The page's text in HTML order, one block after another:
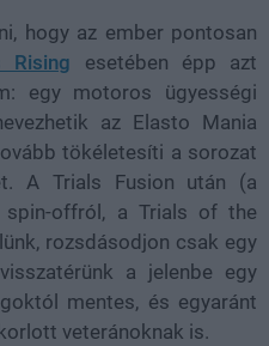
hogy az ember pontosan
Rising esetében épp azt
egy motoros ügyességi
az Elasto Mania
tökéletesíti a sorozat
A Trials Fusion után (a
spin-offról, a Trials of the
rozsdásodjon csak egy
a jelenbe egy
mentes, és egyaránt
veteránoknak is.